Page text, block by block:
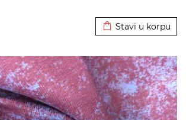
Stavi u korpu